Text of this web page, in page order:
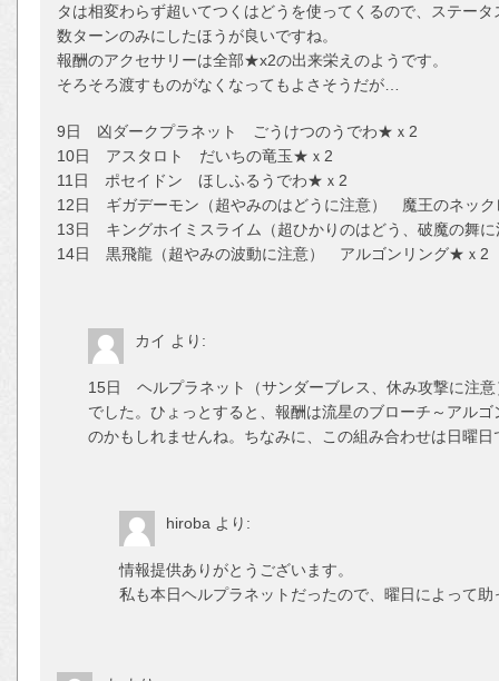
タは相変わらず超いてつくはどうを使ってくるので、ステー
数ターンのみにしたほうが良いですね。
報酬のアクセサリーは全部★x2の出来栄えのようです。
そろそろ渡すものがなくなってもよさそうだが…
9日 凶ダークプラネット ごうけつのうでわ★ｘ2
10日 アスタロト だいちの竜玉★ｘ2
11日 ポセイドン ほしふるうでわ★ｘ2
12日 ギガデーモン（超やみのはどうに注意） 魔王のネッ
13日 キングホイミスライム（超ひかりのはどう、破魔の舞
14日 黒飛龍（超やみの波動に注意） アルゴンリング★ｘ2
カイ より:
15日 ヘルプラネット（サンダーブレス、休み攻撃に注
でした。ひょっとすると、報酬は流星のブローチ～アル
のかもしれませんね。ちなみに、この組み合わせは日曜日
hiroba より:
情報提供ありがとうございます。
私も本日ヘルプラネットだったので、曜日によって